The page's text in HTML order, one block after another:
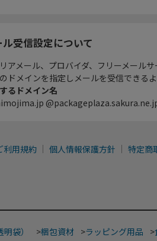
ル受信設定について
アメール、プロバイダ、フリーメール
ドメインを指定しメールを受信できる
るドメイン名
利用規約 個人情報保護方針 特定商
袋） >梱包資材 >ラッピング用品 >